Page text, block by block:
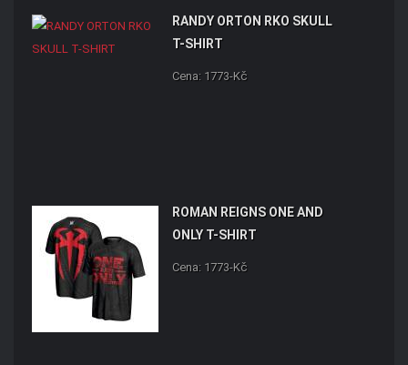
RANDY ORTON RKO SKULL
T-SHIRT
Cena: 1773-Kč
ROMAN REIGNS ONE AND
ONLY T-SHIRT
Cena: 1773-Kč